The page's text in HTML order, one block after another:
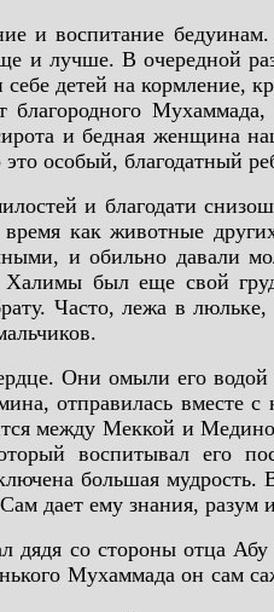
и воспитание
и лучше. В очередной
детей на кормление,
и бедная женщина
особый, благодатный
и благодати
как животные
и обильно давали
был еще свой
Часто, лежа в
Они омыли его
отправилась
между Меккой и
воспитывал его
большая
дает ему знания, разум
дядя со стороны отца
Мухаммада он сам